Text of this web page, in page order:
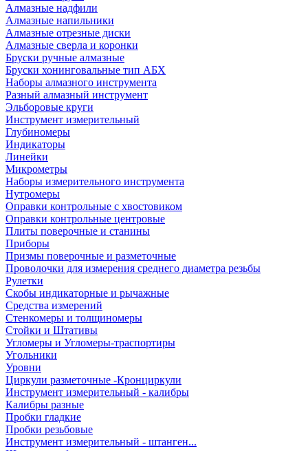
Алмазные надфили
Алмазные напильники
Алмазные отрезные диски
Алмазные сверла и коронки
Бруски ручные алмазные
Бруски хонинговальные тип АБХ
Наборы алмазного инструмента
Разный алмазный инструмент
Эльборовые круги
Инструмент измерительный
Глубиномеры
Индикаторы
Линейки
Микрометры
Наборы измерительного инструмента
Нутромеры
Оправки контрольные с хвостовиком
Оправки контрольные центровые
Плиты поверочные и станины
Приборы
Призмы поверочные и разметочные
Проволочки для измерения среднего диаметра резьбы
Рулетки
Скобы индикаторные и рычажные
Средства измерений
Стенкомеры и толщиномеры
Стойки и Штативы
Угломеры и Угломеры-траспортиры
Угольники
Уровни
Циркули разметочные -Кронциркули
Инструмент измерительный - калибры
Калибры разные
Пробки гладкие
Пробки резьбовые
Инструмент измерительный - штанген...